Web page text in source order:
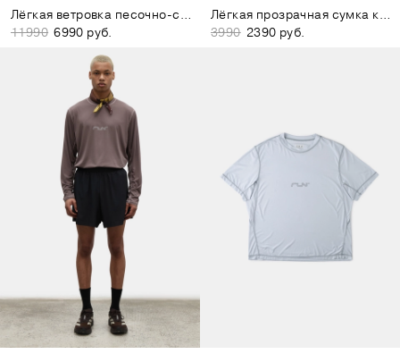
Лёгкая ветровка песочно-серая
11990 6990 руб.
Лёгкая прозрачная сумка коричневая
3990 2390 руб.